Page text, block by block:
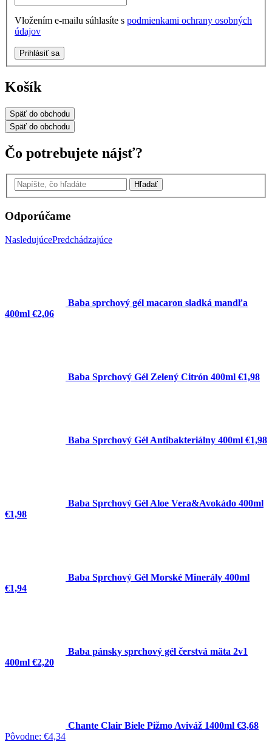
Vložením e-mailu súhlasíte s podmienkami ochrany osobných
údajov
Prihlásiť sa
Košík
Späť do obchodu
Späť do obchodu
Čo potrebujete nájsť?
Hľadať
Odporúčame
NasledujúcePredchádzajúce
Baba sprchový gél macaron sladká mandľa
400ml €2,06
Baba Sprchový Gél Zelený Citrón 400ml €1,98
Baba Sprchový Gél Antibakteriálny 400ml €1,98
Baba Sprchový Gél Aloe Vera&Avokádo 400ml
€1,98
Baba Sprchový Gél Morské Minerály 400ml
€1,94
Baba pánsky sprchový gél čerstvá mäta 2v1
400ml €2,20
Chante Clair Biele Pižmo Aviváž 1400ml €3,68
Pôvodne: €4,34